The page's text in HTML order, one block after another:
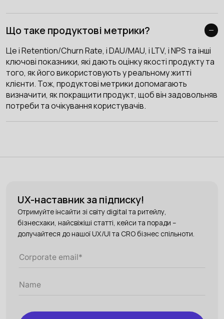
Що таке продуктові метрики?
Це і Retention/Churn Rate, і DAU/MAU, і LTV, і NPS та інші
ключові показники, які дають оцінку якості продукту та
того, як його використовують у реальному житті
клієнти. Тож, продуктові метрики допомагають
визначити, як покращити продукт, щоб він задовольняв
потреби та очікування користувачів.
UX-наставник за підписку!
Отримуйте інсайти зі світу digital та ритейлу,
бізнесхаки, найсвіжіші статті, кейси та поради –
долучайтеся до нашої UX/UI та CRO бізнес спільноти.